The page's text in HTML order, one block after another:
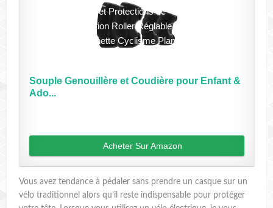
Souple Genouillère et Coudière pour Enfant &
Ado...
Acheter Sur Amazon
Vous avez tendance à pédaler sans prendre un casque sur un
vélo traditionnel alors qu’il reste indispensable pour protéger